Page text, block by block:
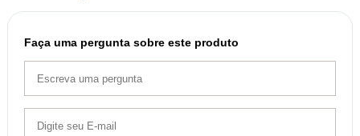
Faça uma pergunta sobre este produto